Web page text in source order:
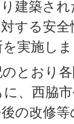
建築さ
する安
実施し
とおり
、西脇
の改修